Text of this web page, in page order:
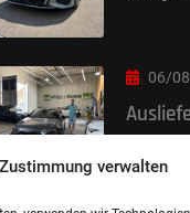
verwalten
06/